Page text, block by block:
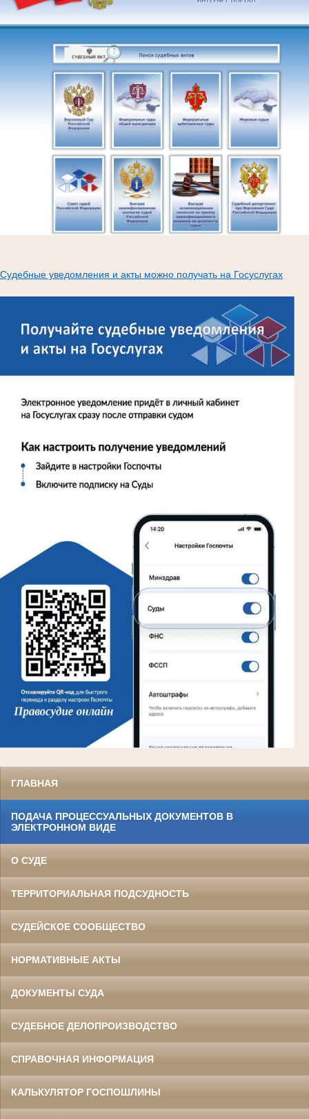
Судебные уведомления и акты можно получать на Госуслугах
ГЛАВНАЯ
ПОДАЧА ПРОЦЕССУАЛЬНЫХ ДОКУМЕНТОВ В
ЭЛЕКТРОННОМ ВИДЕ
О СУДЕ
ТЕРРИТОРИАЛЬНАЯ ПОДСУДНОСТЬ
СУДЕЙСКОЕ СООБЩЕСТВО
НОРМАТИВНЫЕ АКТЫ
ДОКУМЕНТЫ СУДА
СУДЕБНОЕ ДЕЛОПРОИЗВОДСТВО
СПРАВОЧНАЯ ИНФОРМАЦИЯ
КАЛЬКУЛЯТОР ГОСПОШЛИНЫ